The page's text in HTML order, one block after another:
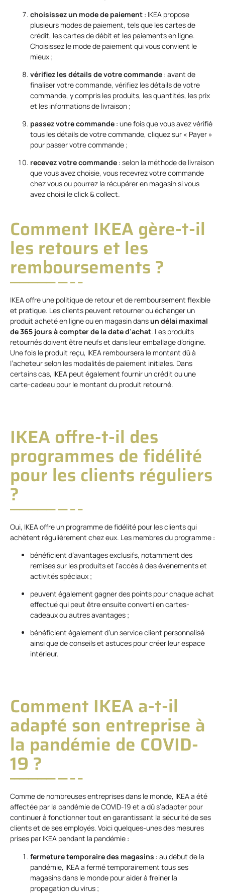
choisissez un mode de paiement : IKEA propose
plusieurs modes de paiement, tels que les cartes de
crédit, les cartes de débit et les paiements en ligne.
Choisissez le mode de paiement qui vous convient le
mieux ;
vérifiez les détails de votre commande : avant de
finaliser votre commande, vérifiez les détails de votre
commande, y compris les produits, les quantités, les prix
et les informations de livraison ;
passez votre commande : une fois que vous avez vérifié
tous les détails de votre commande, cliquez sur « Payer »
pour passer votre commande ;
recevez votre commande : selon la méthode de livraison
que vous avez choisie, vous recevrez votre commande
chez vous ou pourrez la récupérer en magasin si vous
avez choisi le click & collect.
Comment IKEA gère-t-il
les retours et les
remboursements ?
IKEA offre une politique de retour et de remboursement flexible
et pratique. Les clients peuvent retourner ou échanger un
produit acheté en ligne ou en magasin dansun délai maximal
de 365 jours à compter de la date d’achat. Les produits
retournés doivent être neufs et dans leur emballage d’origine.
Une fois le produit reçu, IKEA remboursera le montant dû à
l’acheteur selon les modalités de paiement initiales. Dans
certains cas, IKEA peut également fournir un crédit ou une
carte-cadeau pour le montant du produit retourné.
IKEA offre-t-il des
programmes de fidélité
pour les clients réguliers
?
Oui, IKEA offre un programme de fidélité pour les clients qui
achètent régulièrement chez eux. Les membres du programme :
bénéficient d’avantages exclusifs, notamment des
remises sur les produits et l’accès à des événements et
activités spéciaux ;
peuvent également gagner des points pour chaque achat
effectué qui peut être ensuite converti en cartes-
cadeaux ou autres avantages ;
bénéficient également d’un service client personnalisé
ainsi que de conseils et astuces pour créer leur espace
intérieur.
Comment IKEA a-t-il
adapté son entreprise à
la pandémie de COVID-
19 ?
Comme de nombreuses entreprises dans le monde, IKEA a été
affectée par la pandémie de COVID-19 et a dû s’adapter pour
continuer à fonctionner tout en garantissant la sécurité de ses
clients et de ses employés. Voici quelques-unes des mesures
prises par IKEA pendant la pandémie :
fermeture temporaire des magasins : au début de la
pandémie, IKEA a fermé temporairement tous ses
magasins dans le monde pour aider à freiner la
propagation du virus ;